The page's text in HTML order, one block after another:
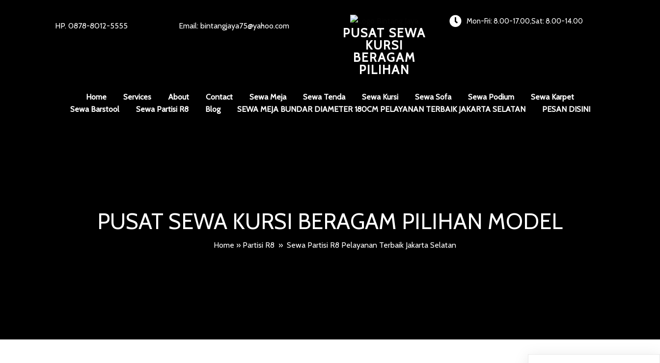
HP. 0878-8012-5555 Email: bintangjaya75@yahoo.com
PUSAT SEWA
KURSI
BERAGAM
PILIHAN
Mon-Fri: 8.00-17.00,Sat: 8.00-14.00
Home Services About Contact Sewa Meja Sewa Tenda Sewa Kursi Sewa Sofa Sewa Podium
Sewa Karpet
Sewa Barstool
Sewa Partisi R8 Blog SEWA MEJA BUNDAR DIAMETER 180CM PELAYANAN TERBAIK JAKARTA SELATAN PESAN DISINI
PUSAT SEWA KURSI BERAGAM PILIHAN MODEL
Home » Partisi R8 » Sewa Partisi R8 Pelayanan Terbaik Jakarta Selatan